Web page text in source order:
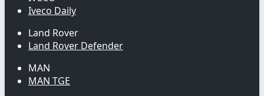
Iveco Daily
Land Rover
Land Rover Defender
MAN
MAN TGE